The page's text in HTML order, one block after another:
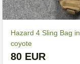
Hazard 4 Sling Bag in
coyote
80 EUR